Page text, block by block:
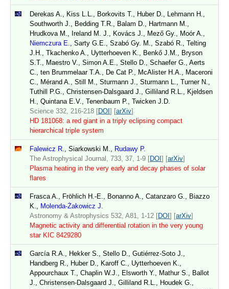
Derekas A., Kiss L.L., Borkovits T., Huber D., Lehmann H.,
Southworth J., Bedding T.R., Balam D., Hartmann M.,
Hrudkova M., Ireland M. J., Kovács J., Mező Gy., Moór A.,
Niemczura E.
, Sarty G.E., Szabó Gy. M., Szabó R., Telting
J.H., Tkachenko A., Uytterhoeven K., Benkő J.M., Bryson
S.T., Maestro V., Simon A.E., Stello D., Schaefer G., Aerts
C., ten Brummelaar T.A., De Cat P., McAlister H.A., Maceroni
C., Mérand A., Still M., Sturmann J., Sturmann L., Turner N.,
Tuthill P.G., Christensen-Dalsgaard J., Gilliland R.L., Kjeldsen
H., Quintana E.V., Tenenbaum P., Twicken J.D.
Science 332, 216-218 [DOI] [arXiv]
HD 181068: a red giant in a triply eclipsing compact
hierarchical triple system
Falewicz R. , Siarkowski M., Rudawy P.
The Astrophysical Journal, 733, 37, 1-9 [DOI] [arXiv]
Plasma heating in the very early and decay phases of solar
flares
Frasca A., Fröhlich H.-E., Bonanno A., Catanzaro G., Biazzo
K., Molenda-Żakowicz J.
Astronomy & Astrophysics 532, A81, 1-12 [DOI] [arXiv]
Magnetic activity and differential rotation in the very young
star KIC 8429280
García R.A., Hekker S., Stello D., Gutiérrez-Soto J.,
Handberg R., Huber D., Karoff C., Uytterhoeven K.,
Appourchaux T., Chaplin W.J., Elsworth Y., Mathur S., Ballot
J., Christensen-Dalsgaard J., Gilliland R.L., Houdek G.,